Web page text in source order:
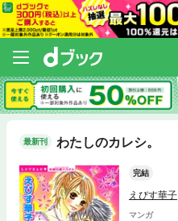
最新刊 わたしのカレシ。
完結
えびす華子
マンガ